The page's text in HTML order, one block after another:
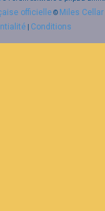
officielle© Miles Cellar
Conditions